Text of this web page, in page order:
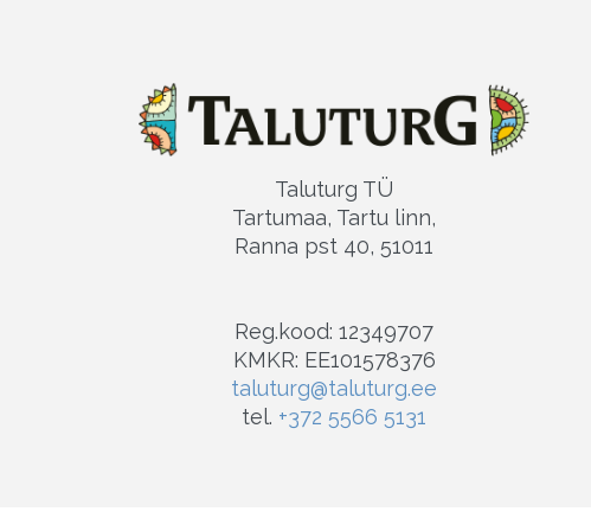
Taluturg TÜ
Tartumaa, Tartu linn,
Ranna pst 40, 51011
Reg.kood: 12349707
KMKR: EE101578376
taluturg@taluturg.ee
tel. +372 5566 5131